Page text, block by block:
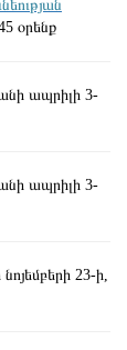
օրենք
ապրիլի 3-
ապրիլի 3-
23-ի,